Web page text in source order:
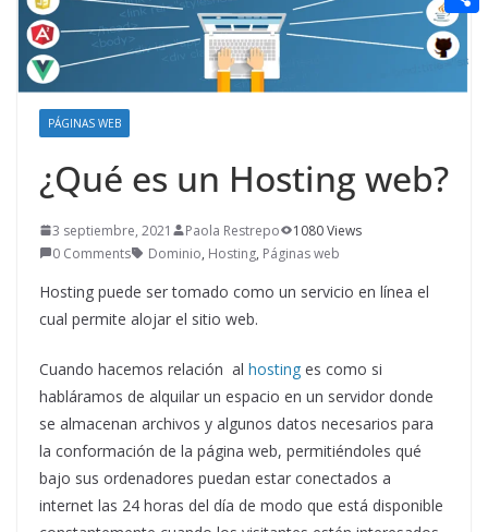
PÁGINAS WEB
¿Qué es un Hosting web?
3 septiembre, 2021 Paola Restrepo
1080 Views
0 Comments
Dominio, Hosting, Páginas web
Hosting puede ser tomado como un servicio en línea el
cual permite alojar el sitio web.
Cuando hacemos relación al hosting es como si
habláramos de alquilar un espacio en un servidor donde
se almacenan archivos y algunos datos necesarios para
la conformación de la página web, permitiéndoles qué
bajo sus ordenadores puedan estar conectados a
internet las 24 horas del día de modo que está disponible
n
g
e
r
e
r
e
t
a
i
e
d
d
t
C
o
m
a